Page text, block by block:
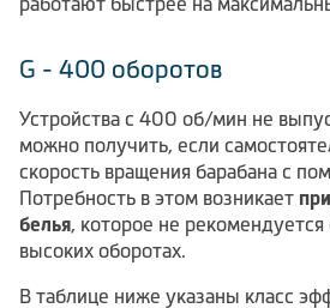
G - 400 оборотов
Устройства с 400 об/мин не
можно получить, если
скорость вращения барабана с
Потребность в этом возникает
белья , которое не
высоких оборотах.
В таблице ниже указаны класс